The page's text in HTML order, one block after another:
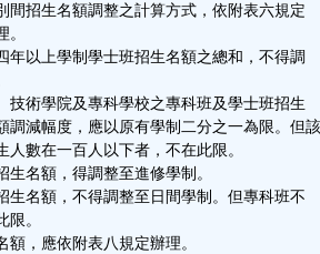
名額調整之計算方式，依附表六規定
學制學士班招生名額之總和，不得調
院及專科學校之專科班及學士班招生
以原有學制二分之一為限。但該
人以下者，不在此限。
額，得調整至進修學制。
，不得調整至日間學制。但專科班不
應依附表八規定辦理。